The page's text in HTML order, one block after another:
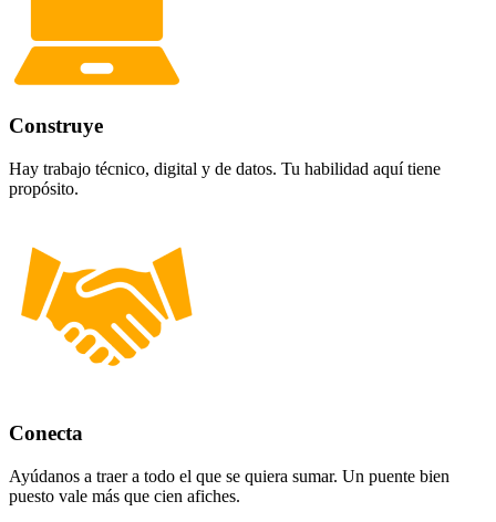
Construye
Hay trabajo técnico, digital y de datos. Tu habilidad aquí tiene
propósito.
Conecta
Ayúdanos a traer a todo el que se quiera sumar. Un puente bien
puesto vale más que cien afiches.